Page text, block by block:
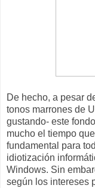
De hecho, a pesar
tonos marrones de
gustando- este
mucho el tiempo
fundamental para
idiotización
Windows. Sin
según los intereses